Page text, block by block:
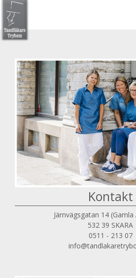
Hoppa
innehåll
Kontakt
Järnvägsgatan 14
532 39 SKARA
0511 - 213 07